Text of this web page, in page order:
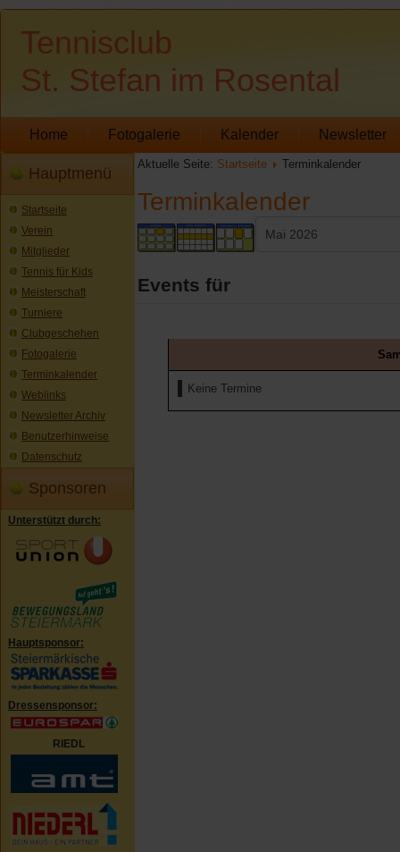
Tennisclub
St. Stefan im Rosental
Home Fotogalerie Kalender Newsletter
Hauptmenü
Startseite
Verein
Mitglieder
Tennis für Kids
Meisterschaft
Turniere
Clubgeschehen
Fotogalerie
Terminkalender
Weblinks
Newsletter Archiv
Benutzerhinweise
Datenschutz
Sponsoren
Unterstützt durch:
Hauptsponsor:
Dressensponsor:
RIEDL
Aktuelle Seite: Startseite Terminkalender
Terminkalender
Events für
Keine Termine